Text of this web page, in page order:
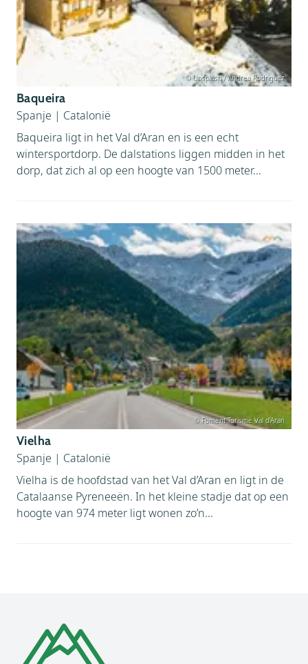
© Unsplash / Andrea Rodriguez
Baqueira
Spanje | Catalonië
Baqueira ligt in het Val d’Aran en is een echt
wintersportdorp. De dalstations liggen midden in het
dorp, dat zich al op een hoogte van 1500 meter...
© Foment Torisme Val d'Aran
Vielha
Spanje | Catalonië
Vielha is de hoofdstad van het Val d’Aran en ligt in de
Catalaanse Pyreneeën. In het kleine stadje dat op een
hoogte van 974 meter ligt wonen zo’n...